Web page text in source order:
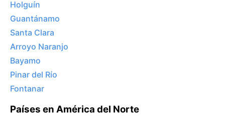
Holguín
Guantánamo
Santa Clara
Arroyo Naranjo
Bayamo
Pinar del Río
Fontanar
Países en América del Norte